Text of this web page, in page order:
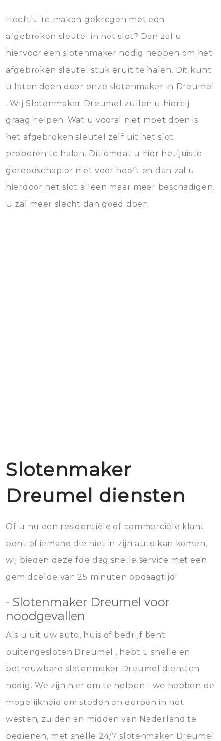
Heeft u te maken gekregen met een
afgebroken sleutel in het slot? Dan zal u
hiervoor een slotenmaker nodig hebben om het
afgebroken sleutel stuk eruit te halen. Dit kunt
u laten doen door onze slotenmaker in Dreumel
. Wij Slotenmaker Dreumel zullen u hierbij
graag helpen. Wat u vooral niet moet doen is
het afgebroken sleutel zelf uit het slot
proberen te halen. Dit omdat u hier het juiste
gereedschap er niet voor heeft en dan zal u
hierdoor het slot alleen maar meer beschadigen.
U zal meer slecht dan goed doen.
Slotenmaker
Dreumel diensten
Of u nu een residentiële of commerciële klant
bent of iemand die niet in zijn auto kan komen,
wij bieden dezelfde dag snelle service met een
gemiddelde van 25 minuten opdaagtijd!
- Slotenmaker Dreumel voor
noodgevallen
Als u uit uw auto, huis of bedrijf bent
buitengesloten Dreumel , hebt u snelle en
betrouwbare slotenmaker Dreumel diensten
nodig. We zijn hier om te helpen - we hebben de
mogelijkheid om steden en dorpen in het
westen, zuiden en midden van Nederland te
bedienen, met snelle 24/7 slotenmaker Dreumel